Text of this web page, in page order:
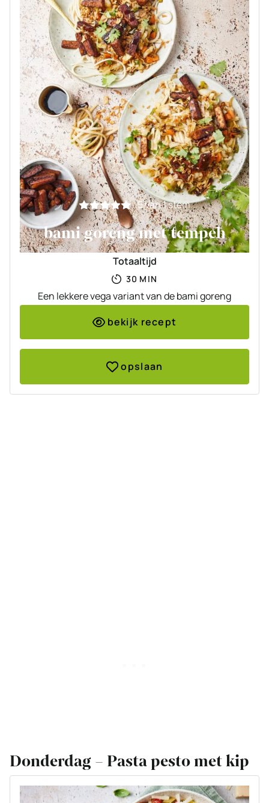
5van 1 stem
bami goreng met tempeh
Totaaltijd
30 MINUTEN
MIN
Een lekkere vega variant van de bami goreng
bekijk recept
opslaan
Donderdag – Pasta pesto met kip